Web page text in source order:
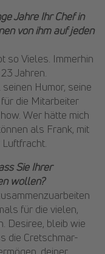
Jahre Ihr Chef in
von ihm auf jeden
so Vieles. Immerhin
Jahren.
Humor, seine
die Mitarbeiter
Wer hätte mich
als Frank, mit
Sie Ihrer
wollen?
für die vielen,
Desiree, bleib wie
die Cretschmar-